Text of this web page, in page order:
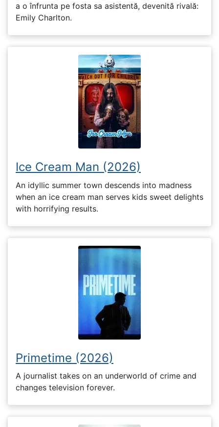
a o înfrunta pe fosta sa asistentă, devenită rivală:
Emily Charlton.
Ice Cream Man (2026)
An idyllic summer town descends into madness
when an ice cream man serves kids sweet delights
with horrifying results.
Primetime (2026)
A journalist takes on an underworld of crime and
changes television forever.